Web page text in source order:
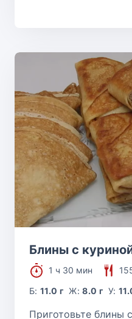
Блины с
1 ч 30 мин
Б:11.0 г Ж:8.0 г У:
Приготовьте блины